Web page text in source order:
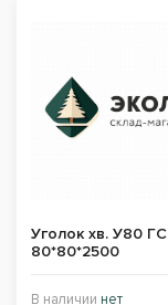
Уголок хв. У80 ГС
80*80*2500
В наличии нет